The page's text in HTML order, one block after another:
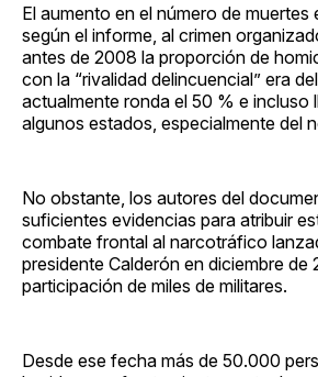
El aumento en el número de muertes
según el informe, al crimen
antes de 2008 la proporción de
con la “rivalidad delincuencial” era
actualmente ronda el 50 % e incluso
algunos estados, especialmente del
No obstante, los autores del
suficientes evidencias para atribuir
combate frontal al narcotráfico
presidente Calderón en diciembre de
participación de miles de militares.
Desde ese fecha más de 50.000